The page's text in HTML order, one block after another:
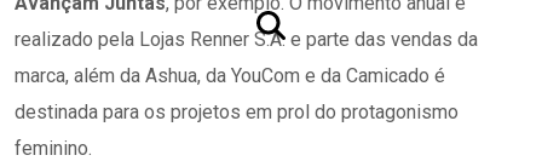
realizado pela Lojas Renner S.A. e parte das vendas da
marca, além da Ashua, da YouCom e da Camicado é
destinada para os projetos em prol do protagonismo
feminino.